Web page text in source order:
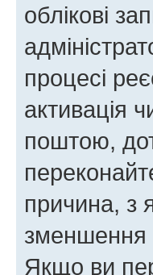
облікові
процесі
активація
поштою,
причина, з
зменшення
Якщо ви